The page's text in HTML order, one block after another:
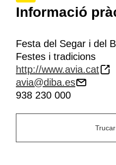
Informació
Festa del Segar i del
Festes i tradicions
http://www.avia.cat
avia@diba.es
938 230 000
Trucar